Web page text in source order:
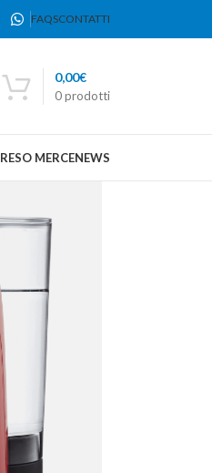
FAQSCONTATTI
0prodotti
0,00€
RESO MERCENEWS